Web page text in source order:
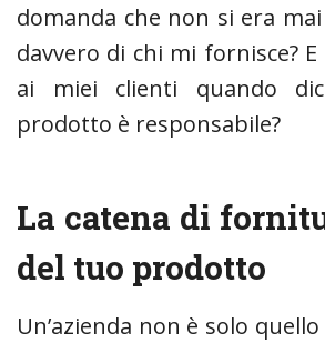
domanda che non si era
davvero di chi mi fornisce?
ai miei clienti quando
prodotto è responsabile?
La catena di
del tuo prodotto
Un’azienda non è solo